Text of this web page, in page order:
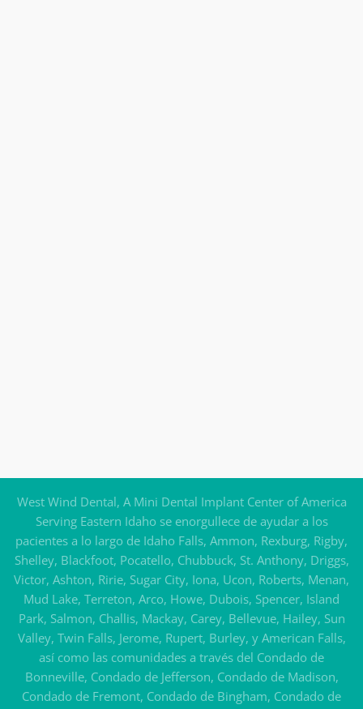
West Wind Dental, A Mini Dental Implant Center of America
Serving Eastern Idaho se enorgullece de ayudar a los
pacientes a lo largo de Idaho Falls, Ammon, Rexburg, Rigby,
Shelley, Blackfoot, Pocatello, Chubbuck, St. Anthony, Driggs,
Victor, Ashton, Ririe, Sugar City, Iona, Ucon, Roberts, Menan,
Mud Lake, Terreton, Arco, Howe, Dubois, Spencer, Island
Park, Salmon, Challis, Mackay, Carey, Bellevue, Hailey, Sun
Valley, Twin Falls, Jerome, Rupert, Burley, y American Falls,
así como las comunidades a través del Condado de
Bonneville, Condado de Jefferson, Condado de Madison,
Condado de Fremont, Condado de Bingham, Condado de